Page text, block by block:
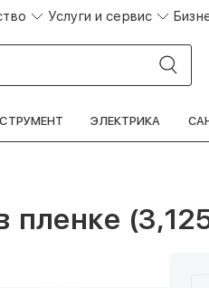
Услуги и сервис
ЭЛЕКТРИКА
пленке